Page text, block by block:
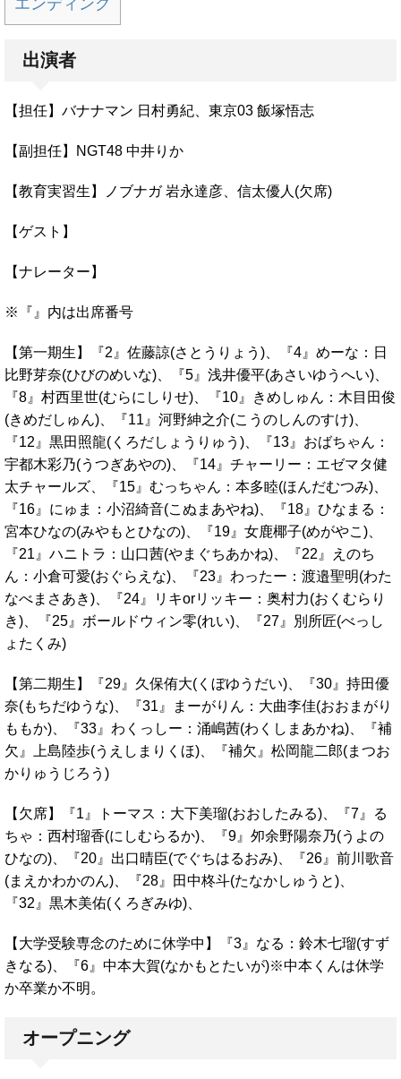
出演者
【担任】バナナマン 日村勇紀、東京03 飯塚悟志
【副担任】NGT48 中井りか
【教育実習生】ノブナガ 岩永達彦、信太優人(欠席)
【ゲスト】
【ナレーター】
※『』内は出席番号
【第一期生】『2』佐藤諒(さとうりょう)、『4』めーな：日
比野芽奈(ひびのめいな)、『5』浅井優平(あさいゆうへい)、
『8』村西里世(むらにしりせ)、『10』きめしゅん：木目田俊
(きめだしゅん)、『11』河野紳之介(こうのしんのすけ)、
『12』黒田照龍(くろだしょうりゅう)、『13』おばちゃん：
宇都木彩乃(うつぎあやの)、『14』チャーリー：エゼマタ健
太チャールズ、『15』むっちゃん：本多睦(ほんだむつみ)、
『16』にゅま：小沼綺音(こぬまあやね)、『18』ひなまる：
宮本ひなの(みやもとひなの)、『19』女鹿椰子(めがやこ)、
『21』ハニトラ：山口茜(やまぐちあかね)、『22』えのち
ん：小倉可愛(おぐらえな)、『23』わったー：渡邉聖明(わた
なべまさあき)、『24』リキorリッキー：奥村力(おくむらり
き)、『25』ボールドウィン零(れい)、『27』別所匠(べっし
ょたくみ)
【第二期生】『29』久保侑大(くぼゆうだい)、『30』持田優
奈(もちだゆうな)、『31』まーがりん：大曲李佳(おおまがり
ももか)、『33』わくっしー：涌嶋茜(わくしまあかね)、『補
欠』上島陸歩(うえしまりくほ)、『補欠』松岡龍二郎(まつお
かりゅうじろう)
【欠席】『1』トーマス：大下美瑠(おおしたみる)、『7』る
ちゃ：西村瑠香(にしむらるか)、『9』夘余野陽奈乃(うよの
ひなの)、『20』出口晴臣(でぐちはるおみ)、『26』前川歌音
(まえかわかのん)、『28』田中柊斗(たなかしゅうと)、
『32』黒木美佑(くろぎみゆ)、
【大学受験専念のために休学中】『3』なる：鈴木七瑠(すず
きなる)、『6』中本大賀(なかもとたいが)※中本くんは休学
か卒業か不明。
オープニング